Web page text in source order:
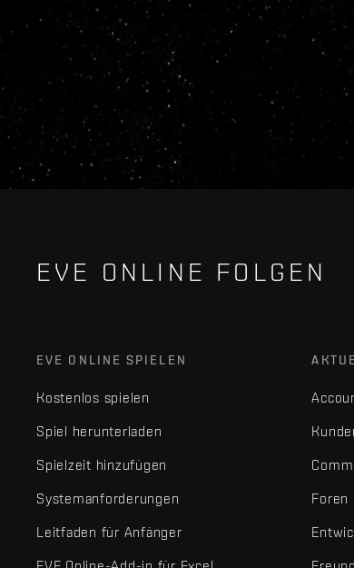
EVE ONLINE FOLGEN
EVE ONLINE SPIELEN
Kostenlos spielen
Spiel herunterladen
Spielzeit hinzufügen
Systemanforderungen
Leitfaden für Anfänger
Foren